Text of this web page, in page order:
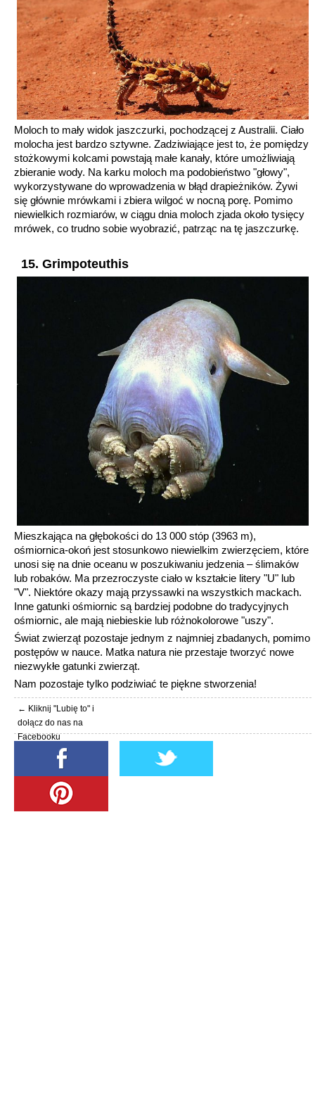
Moloch to mały widok jaszczurki, pochodzącej z Australii. Ciało
molocha jest bardzo sztywne. Zadziwiające jest to, że pomiędzy
stożkowymi kolcami powstają małe kanały, które umożliwiają
zbieranie wody. Na karku moloch ma podobieństwo "głowy",
wykorzystywane do wprowadzenia w błąd drapieżników. Żywi
się głównie mrówkami i zbiera wilgoć w nocną porę. Pomimo
niewielkich rozmiarów, w ciągu dnia moloch zjada około tysięcy
mrówek, co trudno sobie wyobrazić, patrząc na tę jaszczurkę.
15. Grimpoteuthis
Mieszkająca na głębokości do 13 000 stóp (3963 m),
ośmiornica-okoń jest stosunkowo niewielkim zwierzęciem, które
unosi się na dnie oceanu w poszukiwaniu jedzenia – ślimaków
lub robaków. Ma przezroczyste ciało w kształcie litery "U" lub
"V". Niektóre okazy mają przyssawki na wszystkich mackach.
Inne gatunki ośmiornic są bardziej podobne do tradycyjnych
ośmiornic, ale mają niebieskie lub różnokolorowe "uszy".
Świat zwierząt pozostaje jednym z najmniej zbadanych, pomimo
postępów w nauce. Matka natura nie przestaje tworzyć nowe
niezwykłe gatunki zwierząt.
Nam pozostaje tylko podziwiać te piękne stworzenia!
← Kliknij "Lubię to" i
dołącz do nas na
Facebooku